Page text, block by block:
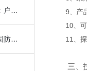
智慧路灯多合一气象传感器：户外高防护设计，耐候性强
防爆气象超声波传感器：加固防震结构，厂区复杂环境抗震动
9、产品
10、可
11、探
三、